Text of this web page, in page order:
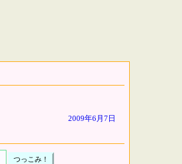
2009年6月7日